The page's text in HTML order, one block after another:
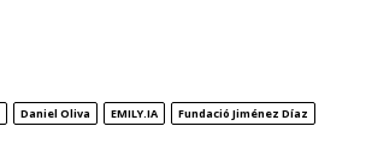
Daniel Oliva EMILY.IA
Fundació Jiménez Díaz